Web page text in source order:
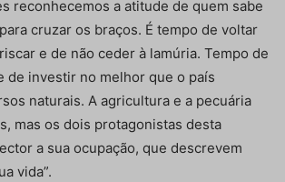
reconhecemos a atitude de quem sabe
cruzar os braços. É tempo de voltar
e de não ceder à lamúria. Tempo de
de investir no melhor que o país
naturais. A agricultura e a pecuária
mas os dois protagonistas desta
a sua ocupação, que descrevem
vida”.